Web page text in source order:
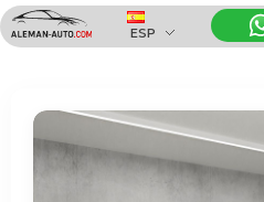
Coches de Alemania
Importación de Coches de Alemania
ESP